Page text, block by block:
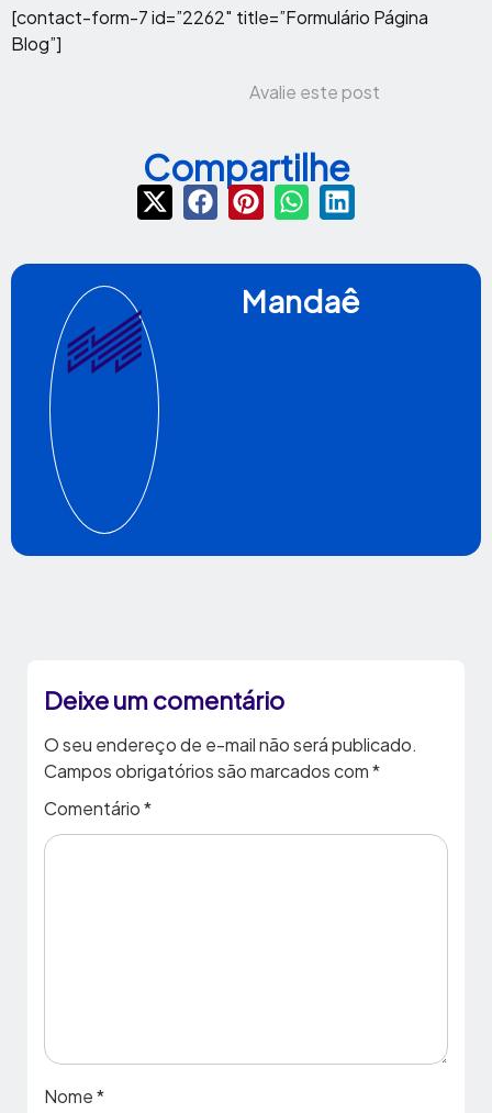
[contact-form-7 id=”2262″ title=”Formulário Página
Blog”]
Avalie este post
Compartilhe
Mandaê
Deixe um comentário
O seu endereço de e-mail não será publicado.
Campos obrigatórios são marcados com*
Comentário*
Nome*